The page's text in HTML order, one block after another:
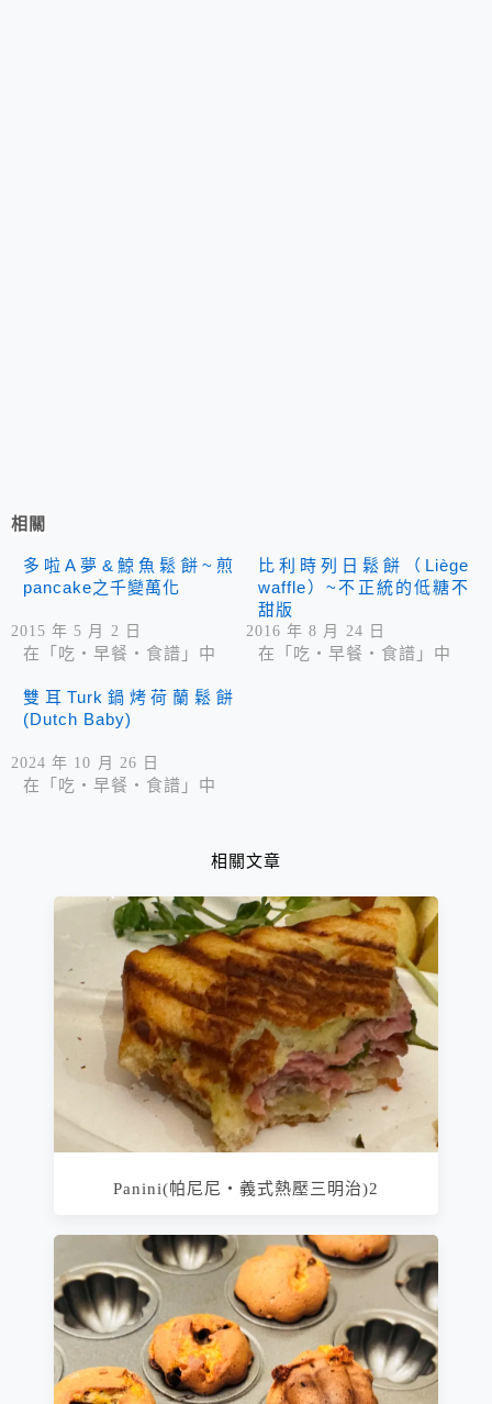
相關
多啦A夢&鯨魚鬆餅~煎
pancake之千變萬化
2015 年 5 月 2 日
在「吃‧早餐‧食譜」中
比利時列日鬆餅（Liège
waffle）~不正統的低糖不
甜版
2016 年 8 月 24 日
在「吃‧早餐‧食譜」中
雙耳Turk鍋烤荷蘭鬆餅
(Dutch Baby)
2024 年 10 月 26 日
在「吃‧早餐‧食譜」中
相關文章
Panini(帕尼尼‧義式熱壓三明治)2